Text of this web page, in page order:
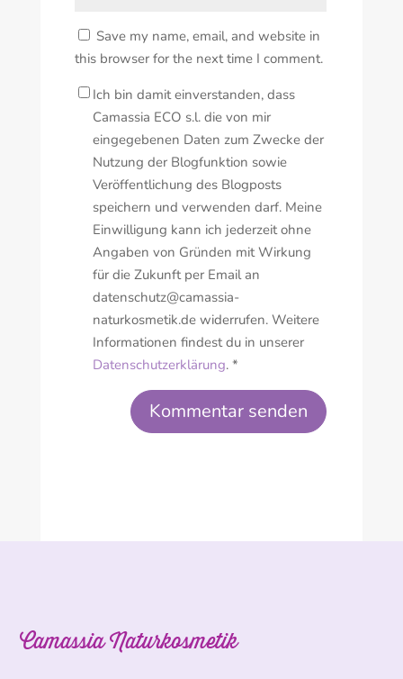
Save my name, email, and website in
this browser for the next time I comment.
Ich bin damit einverstanden, dass
Camassia ECO s.l. die von mir
eingegebenen Daten zum Zwecke der
Nutzung der Blogfunktion sowie
Veröffentlichung des Blogposts
speichern und verwenden darf. Meine
Einwilligung kann ich jederzeit ohne
Angaben von Gründen mit Wirkung
für die Zukunft per Email an
datenschutz@camassia-
naturkosmetik.de widerrufen. Weitere
Informationen findest du in unserer
Datenschutzerklärung. *
Kommentar senden
Camassia Naturkosmetik